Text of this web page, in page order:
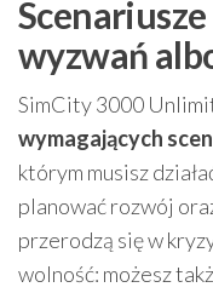
wyzwań
SimCity 3000
wymagających
którym musisz
planować rozwój
przerodzą się w
wolność: możesz